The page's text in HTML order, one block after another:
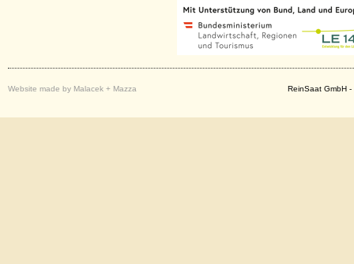
Website made by Malacek + Mazza ReinSaat GmbH